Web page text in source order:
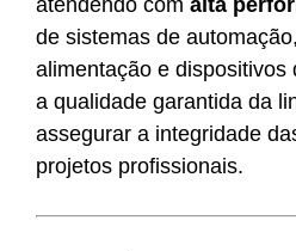
de sistemas de
alimentação e dispositivos
a qualidade garantida da
assegurar a integridade
projetos profissionais.